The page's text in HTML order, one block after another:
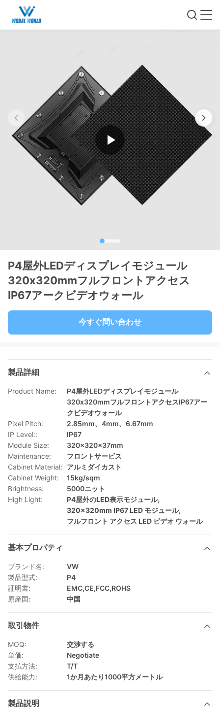
P4屋外LEDディスプレイモジュール
320x320mmフルフロントアクセス
IP67アークビデオウォール
今すぐ問い合わせ
製品詳細
Product Name:
P4屋外LEDディスプレイモジュール
320x320mmフルフロントアクセスIP67アー
クビデオウォール
Pixel Pitch:
2.85mm、4mm、6.67mm
IP Level::
IP67
Module Size:
320x320x37mm
Maintenance:
フロントサービス
Cabinet Material:
アルミダイカスト
Cabinet Weight:
15kg/sqm
Brightness:
5000ニット
High Light:
P4屋外のLED表示モジュール,
320×320mm IP67 LED モジュール,
フルフロント アクセス LED ビデオ ウォール
基本プロパティ
ブランド名:
VW
製品型式:
P4
証明書:
EMC,CE,FCC,ROHS
原産国:
中国
取引物件
MOQ:
交渉する
単価:
Negotiate
支払方法:
T/T
供給能力:
1か月あたり1000平方メートル
製品説明